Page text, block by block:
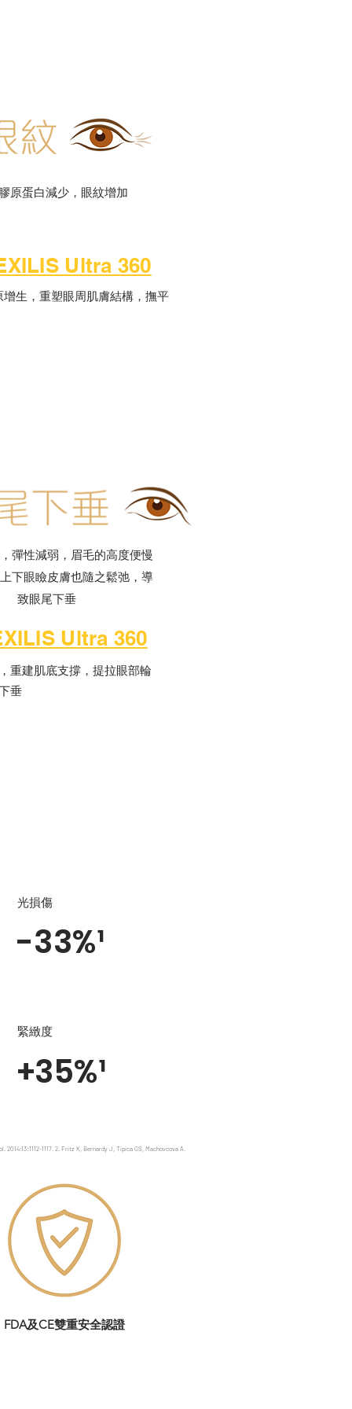
原蛋白減少，眼紋增加
增生，重塑眼周肌膚結構，撫平
Ultra 360
彈性減弱，眉毛的高度便慢
下眼瞼皮膚也隨之鬆弛，導
致眼尾下垂
重建肌底支撐，提拉眼部輪
垂
Ultra 360
光損傷
-33%¹
緊緻度
+35%¹
1117. 2. Fritz K, Bernardy J, Tipica GS, Machovcova A.
FDA及CE雙重安全認證